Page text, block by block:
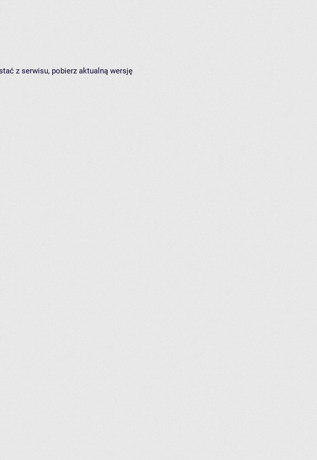
z serwisu, pobierz aktualną wersję